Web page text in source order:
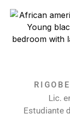
Lic.
Estudiante